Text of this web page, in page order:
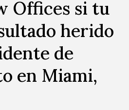
Offices si tu
herido
de
en Miami,